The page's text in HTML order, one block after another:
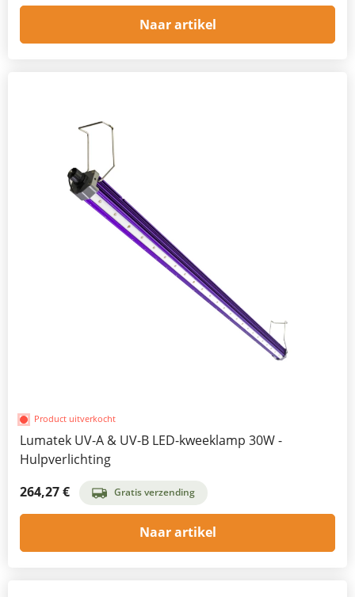
Naar artikel
Product uitverkocht
Lumatek UV-A & UV-B LED-kweeklamp 30W -
Hulpverlichting
264,27 €
Gratis verzending
Naar artikel